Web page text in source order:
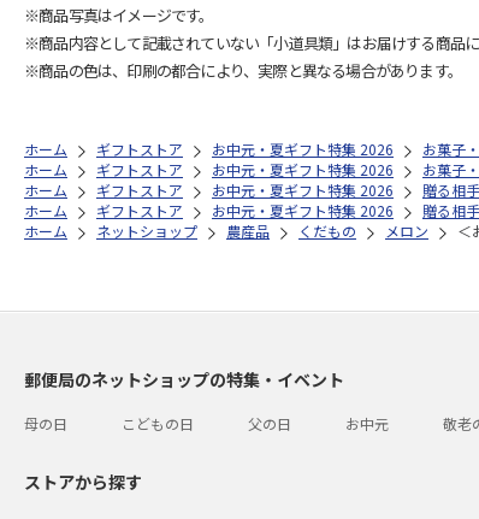
※商品写真はイメージです。
※商品内容として記載されていない「小道具類」はお届けする商品に
※商品の色は、印刷の都合により、実際と異なる場合があります。
ホーム ギフトストア お中元・夏ギフト特集 2026 お菓子
ホーム
ギフトストア お中元・夏ギフト特集 2026 お菓子
ホーム
ギフトストア お中元・夏ギフト特集 2026 贈る相
ホーム
ギフトストア お中元・夏ギフト特集 2026 贈る相
ホーム
ネットショップ 農産品 くだもの メロン ＜
郵便局のネットショップの特集・イベント
母の日 こどもの日 父の日 お中元 敬老
ストアから探す